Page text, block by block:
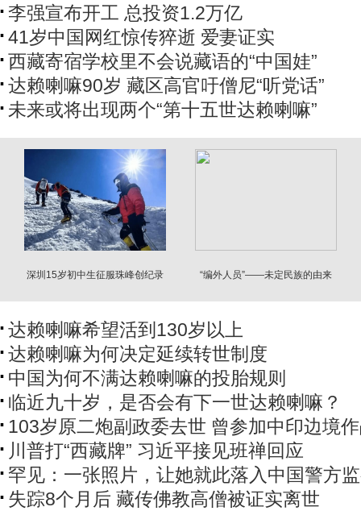
李强宣布开工 总投资1.2万亿
41岁中国网红惊传猝逝 爱妻证实
西藏寄宿学校里不会说藏语的“中国娃”
达赖喇嘛90岁 藏区高官吁僧尼“听党话”
未来或将出现两个“第十五世达赖喇嘛”
深圳15岁初中生征服珠峰创纪录 “编外人员”——未定民族的由来
达赖喇嘛希望活到130岁以上
达赖喇嘛为何决定延续转世制度
中国为何不满达赖喇嘛的投胎规则
临近九十岁，是否会有下一世达赖喇嘛？
103岁原二炮副政委去世 曾参加中印边境
川普打“西藏牌” 习近平接见班禅回应
罕见：一张照片，让她就此落入中国警方
失踪8个月后 藏传佛教高僧被证实离世